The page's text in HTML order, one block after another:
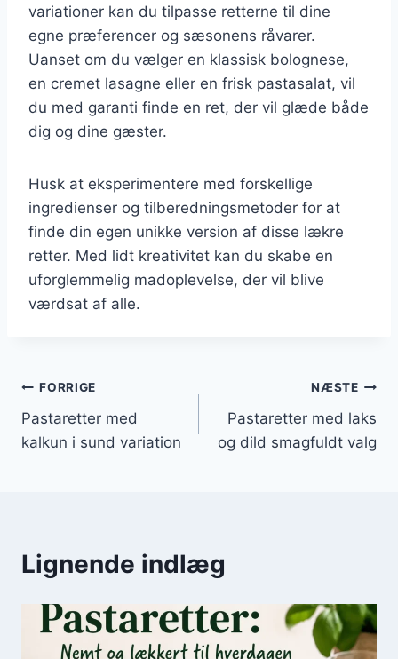
variationer kan du tilpasse retterne til dine
egne præferencer og sæsonens råvarer.
Uanset om du vælger en klassisk bolognese,
en cremet lasagne eller en frisk pastasalat, vil
du med garanti finde en ret, der vil glæde både
dig og dine gæster.
Husk at eksperimentere med forskellige
ingredienser og tilberedningsmetoder for at
finde din egen unikke version af disse lækre
retter. Med lidt kreativitet kan du skabe en
uforglemmelig madoplevelse, der vil blive
værdsat af alle.
Indlægsnavigation
FORRIGE
Pastaretter med
kalkun i sund variation
NÆSTE
Pastaretter med laks
og dild smagfuldt valg
Lignende indlæg